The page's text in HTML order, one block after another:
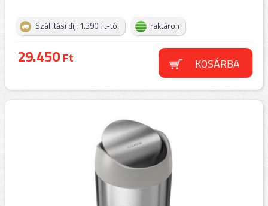
Szállítási díj: 1.390 Ft-tól raktáron
29.450Ft KOSÁRBA